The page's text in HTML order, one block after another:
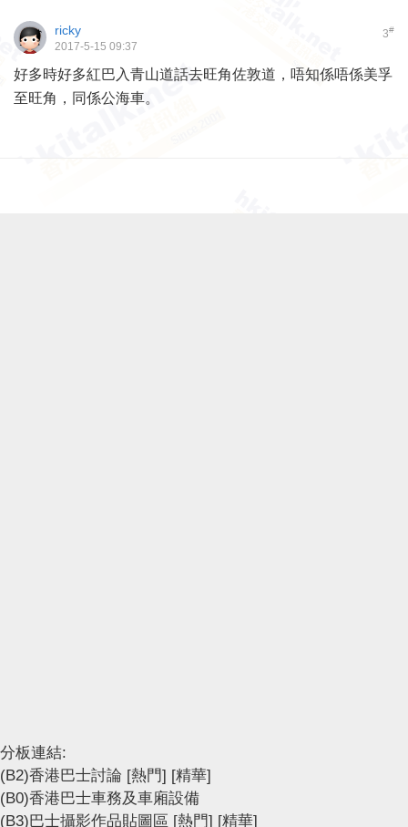
3#
ricky
2017-5-15 09:37
好多時好多紅巴入青山道話去旺角佐敦道，唔知係唔係美孚
至旺角，同係公海車。
分板連結:
(B2)香港巴士討論 [熱門] [精華]
(B0)香港巴士車務及車廂設備
(B3)巴士攝影作品貼圖區 [熱門] [精華]